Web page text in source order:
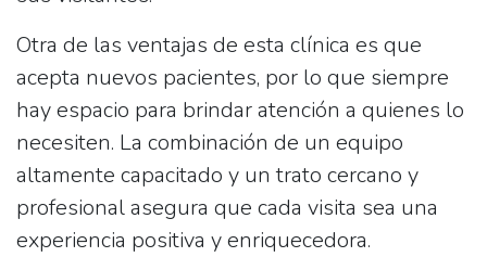
Otra de las ventajas de esta clínica es que
acepta nuevos pacientes, por lo que siempre
hay espacio para brindar atención a quienes lo
necesiten. La combinación de un equipo
altamente capacitado y un trato cercano y
profesional asegura que cada visita sea una
experiencia positiva y enriquecedora.